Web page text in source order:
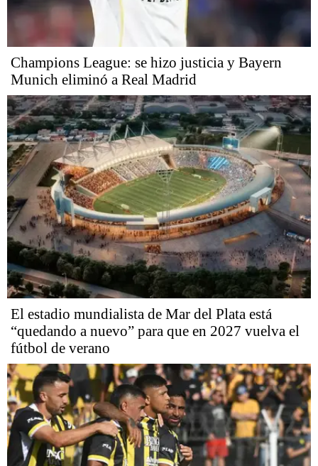
Champions League: se hizo justicia y Bayern
Munich eliminó a Real Madrid
El estadio mundialista de Mar del Plata está
“quedando a nuevo” para que en 2027 vuelva el
fútbol de verano